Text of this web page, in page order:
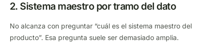
2. Sistema maestro por tramo del dato
No alcanza con preguntar “cuál es el sistema maestro del
producto”. Esa pregunta suele ser demasiado amplia.